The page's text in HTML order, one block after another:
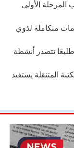
الأولى
861 بطاقة خدمات متكاملة لذوي
الإدمان بمشاركة 350 طليعًا تتصدر أنشطة
19 زيارة للمكتبة المتنقلة يستفيد